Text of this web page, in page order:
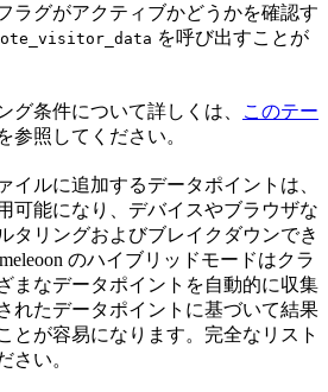
ラグがアクティブかどうかを確認す
を呼び出すことが
グ条件について詳しくは、
このテー
参照してください。
イルに追加するデータポイントは、
可能になり、デバイスやブラウザな
タリングおよびブレイクダウンでき
のハイブリッドモードはクラ
まなデータポイントを自動的に収集
れたデータポイントに基づいて結果
とが容易になります。完全なリスト
さい。